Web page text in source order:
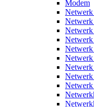
Modem
Netwerk
Netwerk
Netwerk
Netwerk
Netwerk